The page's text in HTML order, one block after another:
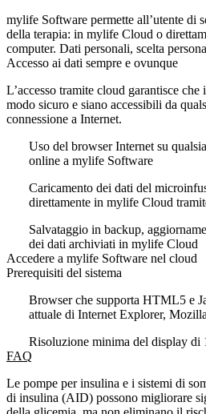
mylife Software permette all’utente di
della terapia: in mylife Cloud o
computer. Dati personali, scelta
Accesso ai dati sempre e ovunque
L’accesso tramite cloud garantisce
modo sicuro e siano accessibili da
connessione a Internet.
Uso del browser Internet su
online a mylife Software
Caricamento dei dati del
direttamente in mylife Cloud
Salvataggio in backup,
dei dati archiviati in mylife Cloud
Accedere a mylife Software nel cloud
Prerequisiti del sistema
Browser che supporta HTML5 e
attuale di Internet Explorer,
Risoluzione minima del display di
FAQ
Le pompe per insulina e i sistemi di
di insulina (AID) possono migliorare